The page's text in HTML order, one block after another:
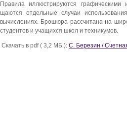
Правила иллюстрируются
щаются отдельные случаи
вычислениях. Брошюра рассчитана на
сту­дентов и учащихся школ и техникумов.
Скачать в pdf ( 3,2 МБ ): С. Березин /